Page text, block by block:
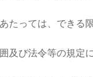
たっては、できる
及び法令等の規定